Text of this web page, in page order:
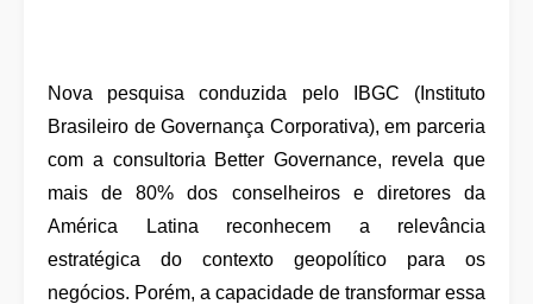
Nova pesquisa conduzida pelo IBGC (Instituto
Brasileiro de Governança Corporativa), em parceria
com a consultoria Better Governance, revela que
mais de 80% dos conselheiros e diretores da
América Latina reconhecem a relevância
estratégica do contexto geopolítico para os
negócios. Porém, a capacidade de transformar essa